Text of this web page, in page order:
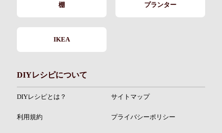
棚 プランター
IKEA
DIYレシピについて
DIYレシピとは？ サイトマップ
利用規約 プライバシーポリシー